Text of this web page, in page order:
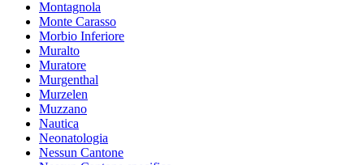
Montagnola
Monte Carasso
Morbio Inferiore
Muralto
Muratore
Murgenthal
Murzelen
Muzzano
Nautica
Neonatologia
Nessun Cantone